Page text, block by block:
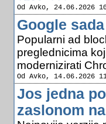
Od Avko, 24.06.2026
Google
Popularni ad
preglednicima
modernizirati
Od Avko, 14.06.2026
Jos jedna
zaslonom